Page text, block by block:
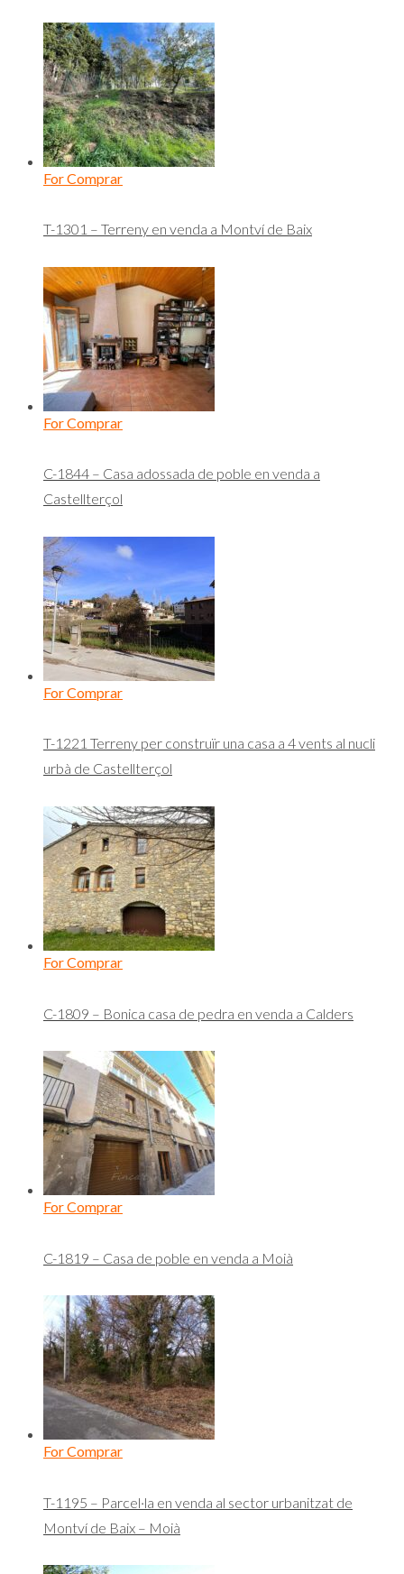
For Comprar
T-1301 – Terreny en venda a Montví de Baix
For Comprar
C-1844 – Casa adossada de poble en venda a
Castellterçol
For Comprar
T-1221 Terreny per construïr una casa a 4 vents al nucli
urbà de Castellterçol
For Comprar
C-1809 – Bonica casa de pedra en venda a Calders
For Comprar
C-1819 – Casa de poble en venda a Moià
For Comprar
T-1195 – Parcel·la en venda al sector urbanitzat de
Montví de Baix – Moià